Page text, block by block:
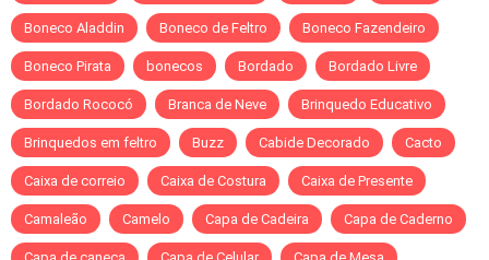
Boneco Aladdin Boneco de Feltro Boneco Fazendeiro
Boneco Pirata bonecos Bordado Bordado Livre
Bordado Rococó Branca de Neve Brinquedo Educativo
Brinquedos em feltro Buzz Cabide Decorado Cacto
Caixa de correio Caixa de Costura Caixa de Presente
Camaleão Camelo Capa de Cadeira Capa de Caderno